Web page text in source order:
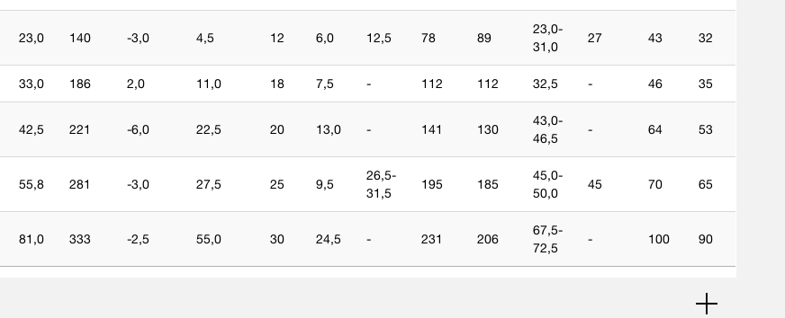
23,0 140 -3,0 4,5 12 6,0 12,5 78 89
23,0-
31,0
27 43 32
33,0 186 2,0 11,0 18 7,5 - 112 112 32,5 - 46 35
42,5 221 -6,0 22,5 20 13,0 - 141 130
43,0-
46,5
- 64 53
55,8 281 -3,0 27,5 25 9,5
26,5-
31,5
195 185
45,0-
50,0
45 70 65
81,0 333 -2,5 55,0 30 24,5 - 231 206
67,5-
72,5
- 100 90